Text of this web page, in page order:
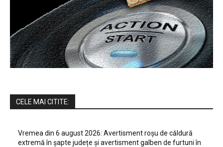
CELE MAI CITITE:
Vremea din 6 august 2026: Avertisment roșu de căldură
extremă în șapte județe și avertisment galben de furtuni în